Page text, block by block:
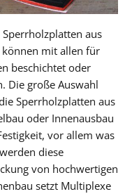
aus
können mit allen für
beschichtet oder
Die große Auswahl
Sperrholzplatten aus
oder Innenausbau
vor allem was
diese
von hochwertigen
setzt Multiplexe